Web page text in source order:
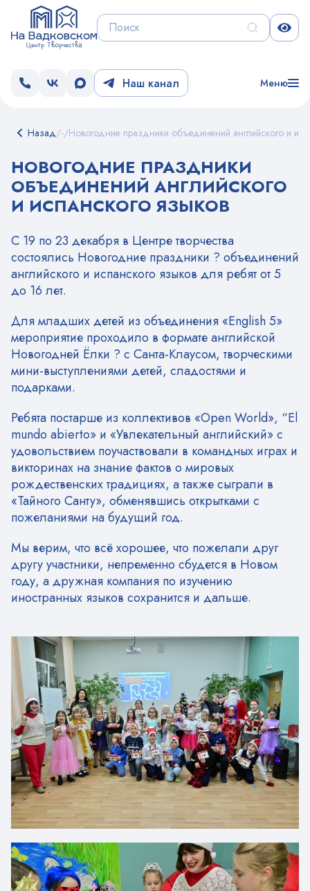
Наш канал Меню
Назад/-/Новогодние праздники объединений английского и
НОВОГОДНИЕ ПРАЗДНИКИ
ОБЪЕДИНЕНИЙ АНГЛИЙСКОГО
И ИСПАНСКОГО ЯЗЫКОВ
С 19 по 23 декабря в Центре творчества
состоялись Новогодние праздники ? объединений
английского и испанского языков для ребят от 5
до 16 лет.
Для младших детей из объединения «English 5»
мероприятие проходило в формате английской
Новогодней Ёлки ? с Санта-Клаусом, творческими
мини-выступлениями детей, сладостями и
подарками.
Ребята постарше из коллективов «Open World», “El
mundo abierto» и «Увлекательный английский» с
удовольствием поучаствовали в командных играх и
викторинах на знание фактов о мировых
рождественских традициях, а также сыграли в
«Тайного Санту», обменявшись открытками с
пожеланиями на будущий год.
Мы верим, что всё хорошее, что пожелали друг
другу участники, непременно сбудется в Новом
году, а дружная компания по изучению
иностранных языков сохранится и дальше.